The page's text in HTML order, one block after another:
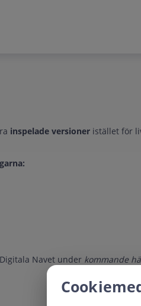
inspelade versioner istället för
Navet under kommande